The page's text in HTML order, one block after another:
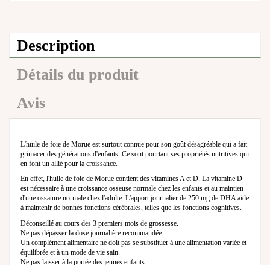
Description
Détails du produit
Avis
L'huile de foie de Morue est surtout connue pour son goût désagréable qui a fait
grimacer des générations d'enfants. Ce sont pourtant ses propriétés nutritives qui
en font un allié pour la croissance.
En effet, l'huile de foie de Morue contient des vitamines A et D. La vitamine D
est nécessaire à une croissance osseuse normale chez les enfants et au maintien
d'une ossature normale chez l'adulte. L'apport journalier de 250 mg de DHA aide
à maintenir de bonnes fonctions cérébrales, telles que les fonctions cognitives.
Déconseillé au cours des 3 premiers mois de grossesse.
Ne pas dépasser la dose journalière recommandée.
Un complément alimentaire ne doit pas se substituer à une alimentation variée et
équilibrée et à un mode de vie sain.
Ne pas laisser à la portée des jeunes enfants.